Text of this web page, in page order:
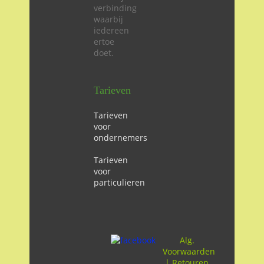
verbinding
waarbij
iedereen
ertoe
doet.
Tarieven
Tarieven
voor
ondernemers
Tarieven
voor
particulieren
Alg.
Voorwaarden